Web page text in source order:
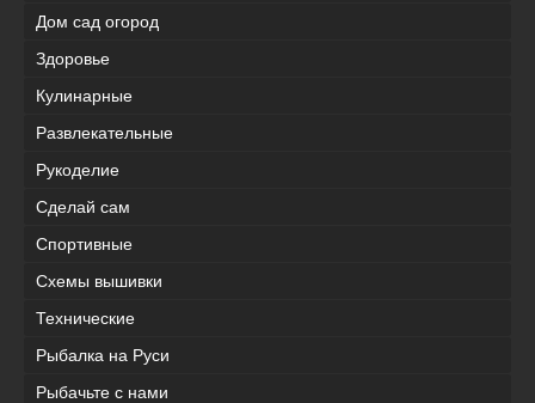
Дом сад огород
Здоровье
Кулинарные
Развлекательные
Рукоделие
Сделай сам
Спортивные
Схемы вышивки
Технические
Рыбалка на Руси
Рыбачьте с нами